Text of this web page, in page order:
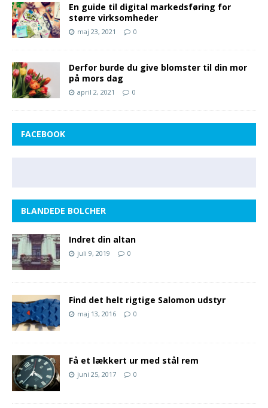
En guide til digital markedsføring for
større virksomheder
maj 23, 2021 0
Derfor burde du give blomster til din mor
på mors dag
april 2, 2021 0
FACEBOOK
BLANDEDE BOLCHER
Indret din altan
juli 9, 2019 0
Find det helt rigtige Salomon udstyr
maj 13, 2016 0
Få et lækkert ur med stål rem
juni 25, 2017 0